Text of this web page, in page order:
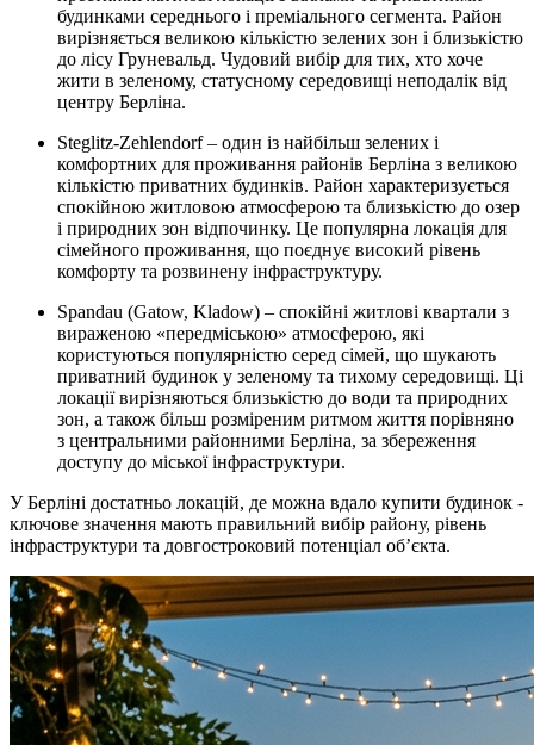
будинками середнього і преміального сегмента. Район
вирізняється великою кількістю зелених зон і близькістю
до лісу Груневальд. Чудовий вибір для тих, хто хоче
жити в зеленому, статусному середовищі неподалік від
центру Берліна.
Steglitz-Zehlendorf – один із найбільш зелених і
комфортних для проживання районів Берліна з великою
кількістю приватних будинків. Район характеризується
спокійною житловою атмосферою та близькістю до озер
і природних зон відпочинку. Це популярна локація для
сімейного проживання, що поєднує високий рівень
комфорту та розвинену інфраструктуру.
Spandau (Gatow, Kladow) – спокійні житлові квартали з
вираженою «передміською» атмосферою, які
користуються популярністю серед сімей, що шукають
приватний будинок у зеленому та тихому середовищі. Ці
локації вирізняються близькістю до води та природних
зон, а також більш розміреним ритмом життя порівняно
з центральними районними Берліна, за збереження
доступу до міської інфраструктури.
У Берліні достатньо локацій, де можна вдало купити будинок -
ключове значення мають правильний вибір району, рівень
інфраструктури та довгостроковий потенціал об’єкта.